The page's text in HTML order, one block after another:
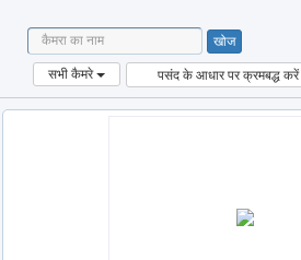
सभी कैमरे पसंद के आधार पर क्रमबद्ध करें